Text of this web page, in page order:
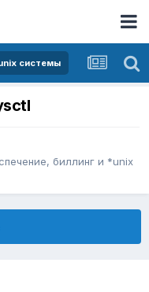
системы
биллинг и *unix